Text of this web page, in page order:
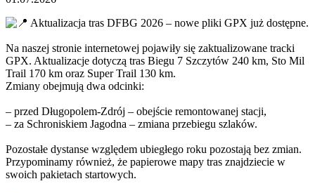
Aktualizacja tras DFBG 2026 – nowe pliki GPX już dostępne.
Na naszej stronie internetowej pojawiły się zaktualizowane tracki
GPX. Aktualizacje dotyczą tras Biegu 7 Szczytów 240 km, Sto Mil
Trail 170 km oraz Super Trail 130 km.
Zmiany obejmują dwa odcinki:
– przed Długopolem-Zdrój – obejście remontowanej stacji,
– za Schroniskiem Jagodna – zmiana przebiegu szlaków.
Pozostałe dystanse względem ubiegłego roku pozostają bez zmian.
Przypominamy również, że papierowe mapy tras znajdziecie w
swoich pakietach startowych.